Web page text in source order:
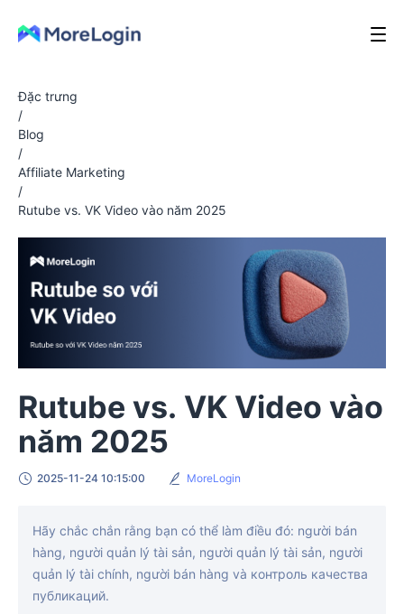
Đặc trưng
/
Blog
/
Affiliate Marketing
/
Rutube vs. VK Video vào năm 2025
Rutube vs. VK Video vào
năm 2025
2025-11-24 10:15:00 MoreLogin
Hãy chắc chắn rằng bạn có thể làm điều đó: người bán
hàng, người quản lý tài sản, người quản lý tài sản, người
quản lý tài chính, người bán hàng và контроль качества
публикаций.